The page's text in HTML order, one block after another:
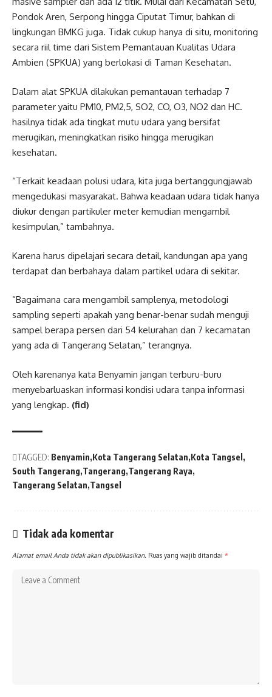
Pondok Aren, Serpong hingga Ciputat Timur, bahkan di
lingkungan BMKG juga. Tidak cukup hanya di situ, monitoring
secara riil time dari Sistem Pemantauan Kualitas Udara
Ambien (SPKUA) yang berlokasi di Taman Kesehatan.
Dalam alat SPKUA dilakukan pemantauan terhadap 7
parameter yaitu PM10, PM2,5, SO2, CO, O3, NO2 dan HC.
hasilnya tidak ada tingkat mutu udara yang bersifat
merugikan, meningkatkan risiko hingga merugikan
kesehatan.
“Terkait keadaan polusi udara, kita juga bertanggungjawab
mengedukasi masyarakat. Bahwa keadaan udara tidak hanya
diukur dengan partikuler meter kemudian mengambil
kesimpulan,” tambahnya.
Karena harus dipelajari secara detail, kandungan apa yang
terdapat dan berbahaya dalam partikel udara di sekitar.
“Bagaimana cara mengambil samplenya, metodologi
sampling seperti apakah yang benar-benar sudah menguji
sampel berapa persen dari 54 kelurahan dan 7 kecamatan
yang ada di Tangerang Selatan,” terangnya.
Oleh karenanya kata Benyamin jangan terburu-buru
menyebarluaskan informasi kondisi udara tanpa informasi
yang lengkap. (fid)
TAGGED: Benyamin Kota Tangerang Selatan Kota Tangsel
South Tangerang Tangerang Tangerang Raya
Tangerang Selatan Tangsel
Tidak ada komentar
Alamat email Anda tidak akan dipublikasikan. Ruas yang wajib ditandai *